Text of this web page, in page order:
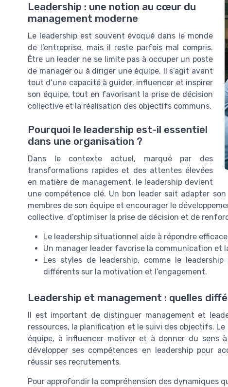
Leadership : une notion au cœur du
management moderne
Le leadership est souvent évoqué dans le monde
de l’entreprise, mais il reste parfois mal compris.
Être un leader ne se limite pas à occuper un poste
de manager ou à diriger une équipe. Il s’agit avant
tout d’une capacité à guider, influencer et inspirer
son équipe, tout en favorisant la prise de décision
collective et la réalisation des objectifs communs.
Pourquoi le leadership est-il essentiel
dans une organisation ?
Dans le contexte actuel, marqué par des
transformations rapides et des attentes élevées
en matière de management, le leadership devient
une compétence clé. Un bon leader sait adapter
membres de son équipe et encourager le
collective, d’optimiser la prise de décision et de
Le leadership situationnel aide à répondre
Un manager leader favorise la communication et
Les styles de leadership, comme le
différents sur la motivation et l’engagement.
Leadership et management : quelles
Il est important de distinguer management et
ressources, la planification et le suivi des objectifs.
équipe, à influencer motiver et à donner du sens
développer ses compétences en leadership pour
réussir ses recrutements.
Pour approfondir la compréhension des dynamiques